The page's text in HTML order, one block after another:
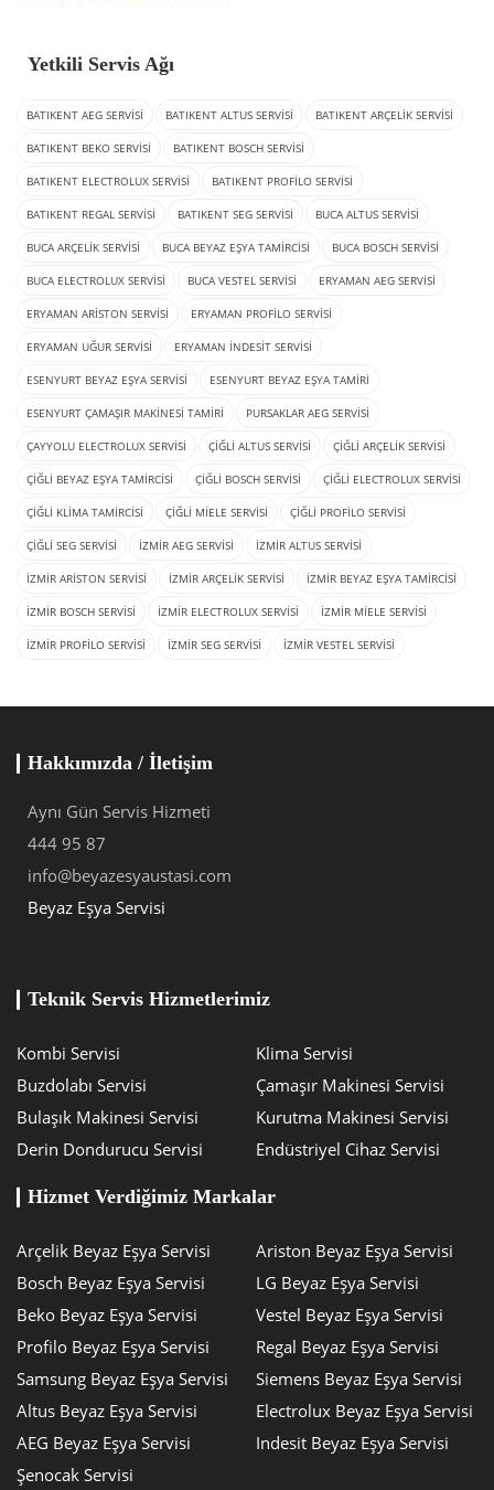
Yetkili Servis Ağı
BATIKENT AEG SERVISI BATIKENT ALTUS SERVISI BATIKENT ARÇELIK SERVISI
BATIKENT BEKO SERVISI BATIKENT BOSCH SERVISI
BATIKENT ELECTROLUX SERVISI BATIKENT PROFILO SERVISI
BATIKENT REGAL SERVISI BATIKENT SEG SERVISI BUCA ALTUS SERVISI
BUCA ARÇELIK SERVISI BUCA BEYAZ EŞYA TAMIRCISI BUCA BOSCH SERVISI
BUCA ELECTROLUX SERVISI BUCA VESTEL SERVISI ERYAMAN AEG SERVISI
ERYAMAN ARISTON SERVISI ERYAMAN PROFILO SERVISI
ERYAMAN UĞUR SERVISI ERYAMAN İNDESIT SERVISI
ESENYURT BEYAZ EŞYA SERVISI ESENYURT BEYAZ EŞYA TAMIRI
ESENYURT ÇAMAŞIR MAKINESI TAMIRI PURSAKLAR AEG SERVISI
ÇAYYOLU ELECTROLUX SERVISI ÇIĞLI ALTUS SERVISI ÇIĞLI ARÇELIK SERVISI
ÇIĞLI BEYAZ EŞYA TAMIRCISI ÇIĞLI BOSCH SERVISI ÇIĞLI ELECTROLUX SERVISI
ÇIĞLI KLIMA TAMIRCISI ÇIĞLI MIELE SERVISI ÇIĞLI PROFILO SERVISI
ÇIĞLI SEG SERVISI İZMIR AEG SERVISI İZMIR ALTUS SERVISI
İZMIR ARISTON SERVISI İZMIR ARÇELIK SERVISI İZMIR BEYAZ EŞYA TAMIRCISI
İZMIR BOSCH SERVISI İZMIR ELECTROLUX SERVISI İZMIR MIELE SERVISI
İZMIR PROFILO SERVISI İZMIR SEG SERVISI İZMIR VESTEL SERVISI
Hakkımızda / İletişim
Aynı Gün Servis Hizmeti
444 95 87
info@beyazesyaustasi.com
Beyaz Eşya Servisi
Teknik Servis Hizmetlerimiz
Kombi Servisi
Klima Servisi
Buzdolabı Servisi
Çamaşır Makinesi Servisi
Bulaşık Makinesi Servisi
Kurutma Makinesi Servisi
Derin Dondurucu Servisi
Endüstriyel Cihaz Servisi
Hizmet Verdiğimiz Markalar
Arçelik Beyaz Eşya Servisi
Ariston Beyaz Eşya Servisi
Bosch Beyaz Eşya Servisi
LG Beyaz Eşya Servisi
Beko Beyaz Eşya Servisi
Vestel Beyaz Eşya Servisi
Profilo Beyaz Eşya Servisi
Regal Beyaz Eşya Servisi
Samsung Beyaz Eşya Servisi
Siemens Beyaz Eşya Servisi
Altus Beyaz Eşya Servisi
Electrolux Beyaz Eşya Servisi
AEG Beyaz Eşya Servisi
Indesit Beyaz Eşya Servisi
Şenocak Servisi